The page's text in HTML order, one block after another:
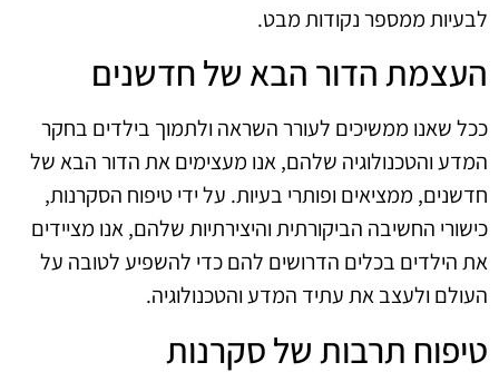
לבעיות ממספר נקודות מבט.
העצמת הדור הבא של חדשנים
ככל שאנו ממשיכים לעורר השראה ולתמוך בילדים בחקר
המדע והטכנולוגיה שלהם, אנו מעצימים את הדור הבא של
חדשנים, ממציאים ופותרי בעיות. על ידי טיפוח הסקרנות,
כישורי החשיבה הביקורתית והיצירתיות שלהם, אנו מציידים
את הילדים בכלים הדרושים להם כדי להשפיע לטובה על
העולם ולעצב את עתיד המדע והטכנולוגיה.
טיפוח תרבות של סקרנות